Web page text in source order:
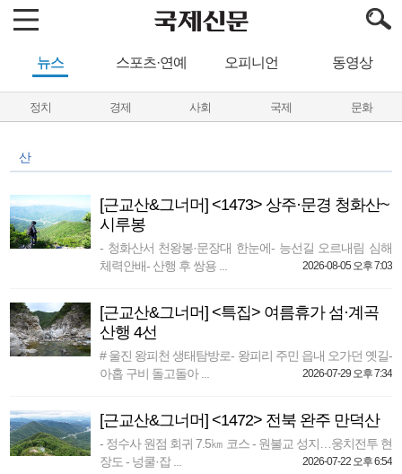
뉴스 스포츠·연예 오피니언 동영상
정치 경제 사회 국제 문화
산
[근교산&그너머] <1473> 상주·문경 청화산~
시루봉
- 청화산서 천왕봉·문장대 한눈에- 능선길 오르내림 심해
체력안배- 산행 후 쌍용 ...
2026-08-05 오후 7:03
[근교산&그너머] <특집> 여름휴가 섬·계곡
산행 4선
# 울진 왕피천 생태탐방로- 왕피리 주민 읍내 오가던 옛길-
아홉 구비 돌고돌아 ...
2026-07-29 오후 7:34
[근교산&그너머] <1472> 전북 완주 만덕산
- 정수사 원점 회귀 7.5㎞ 코스 - 원불교 성지…웅치전투 현
장도 - 넝쿨·잡 ...
2026-07-22 오후 6:54